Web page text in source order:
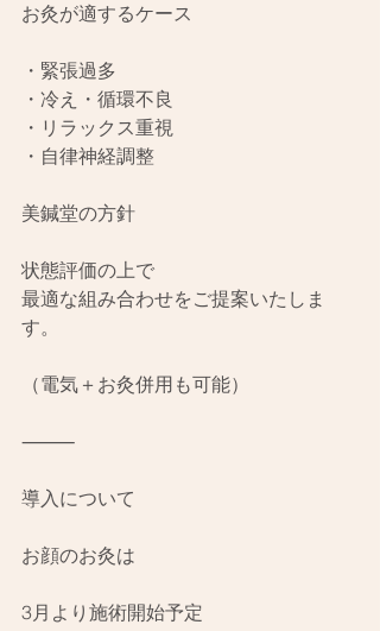
お灸が適するケース
・緊張過多
・冷え・循環不良
・リラックス重視
・自律神経調整
美鍼堂の方針
状態評価の上で
最適な組み合わせをご提案いたしま
す。
（電気＋お灸併用も可能）
⸻
導入について
お顔のお灸は
3月より施術開始予定